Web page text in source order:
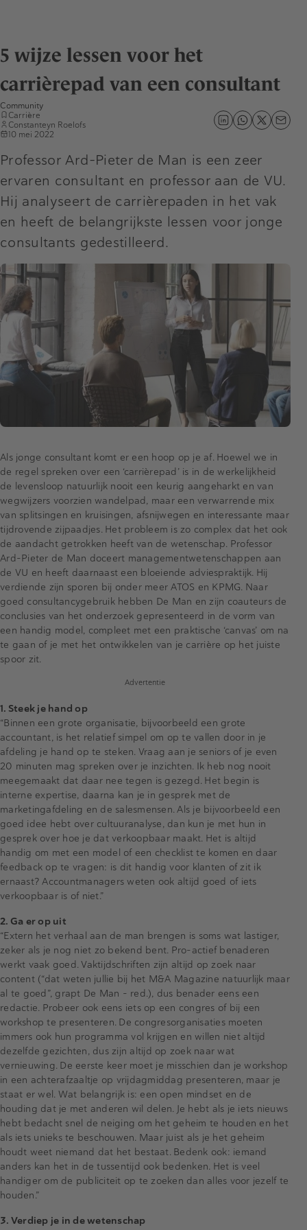
5 wijze lessen voor het
carrièrepad van een consultant
Community
Carrière
Constanteyn Roelofs
10 mei 2022
Professor Ard-Pieter de Man is een zeer
ervaren consultant en professor aan de VU.
Hij analyseert de carrièrepaden in het vak
en heeft de belangrijkste lessen voor jonge
consultants gedestilleerd.
Als jonge consultant komt er een hoop op je af. Hoewel we in
de regel spreken over een ‘carrièrepad’ is in de werkelijkheid
de levensloop natuurlijk nooit een keurig aangeharkt en van
wegwijzers voorzien wandelpad, maar een verwarrende mix
van splitsingen en kruisingen, afsnijwegen en interessante maar
tijdrovende zijpaadjes. Het probleem is zo complex dat het ook
de aandacht getrokken heeft van de wetenschap. Professor
Ard-Pieter de Man doceert managementwetenschappen aan
de VU en heeft daarnaast een bloeiende adviespraktijk. Hij
verdiende zijn sporen bij onder meer ATOS en KPMG. Naar
goed consultancygebruik hebben De Man en zijn coauteurs de
conclusies van het onderzoek gepresenteerd in de vorm van
een handig model, compleet met een praktische ‘canvas’ om na
te gaan of je met het ontwikkelen van je carrière op het juiste
spoor zit.
Advertentie
1. Steek je hand op
“Binnen een grote organisatie, bijvoorbeeld een grote
accountant, is het relatief simpel om op te vallen door in je
afdeling je hand op te steken. Vraag aan je seniors of je even
20 minuten mag spreken over je inzichten. Ik heb nog nooit
meegemaakt dat daar nee tegen is gezegd. Het begin is
interne expertise, daarna kan je in gesprek met de
marketingafdeling en de salesmensen. Als je bijvoorbeeld een
goed idee hebt over cultuuranalyse, dan kun je met hun in
gesprek over hoe je dat verkoopbaar maakt. Het is altijd
handig om met een model of een checklist te komen en daar
feedback op te vragen: is dit handig voor klanten of zit ik
ernaast? Accountmanagers weten ook altijd goed of iets
verkoopbaar is of niet.”
2. Ga er op uit
“Extern het verhaal aan de man brengen is soms wat lastiger,
zeker als je nog niet zo bekend bent. Pro-actief benaderen
werkt vaak goed. Vaktijdschriften zijn altijd op zoek naar
content (“dat weten jullie bij het M&A Magazine natuurlijk maar
al te goed”, grapt De Man - red.), dus benader eens een
redactie. Probeer ook eens iets op een congres of bij een
workshop te presenteren. De congresorganisaties moeten
immers ook hun programma vol krijgen en willen niet altijd
dezelfde gezichten, dus zijn altijd op zoek naar wat
vernieuwing. De eerste keer moet je misschien dan je workshop
in een achterafzaaltje op vrijdagmiddag presenteren, maar je
staat er wel. Wat belangrijk is: een open mindset en de
houding dat je met anderen wil delen. Je hebt als je iets nieuws
hebt bedacht snel de neiging om het geheim te houden en het
als iets unieks te beschouwen. Maar juist als je het geheim
houdt weet niemand dat het bestaat. Bedenk ook: iemand
anders kan het in de tussentijd ook bedenken. Het is veel
handiger om de publiciteit op te zoeken dan alles voor jezelf te
houden.”
3. Verdiep je in de wetenschap